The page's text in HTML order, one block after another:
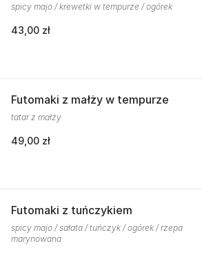
spicy majo / krewetki w tempurze / ogórek
43,00 zł
Futomaki z małży w tempurze
tatar z małży
49,00 zł
Futomaki z tuńczykiem
spicy majo / sałata / tuńczyk / ogórek / rzepa
marynowana